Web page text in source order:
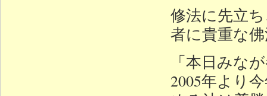
修法に先立
者に貴重な
「本日みな
2005年より